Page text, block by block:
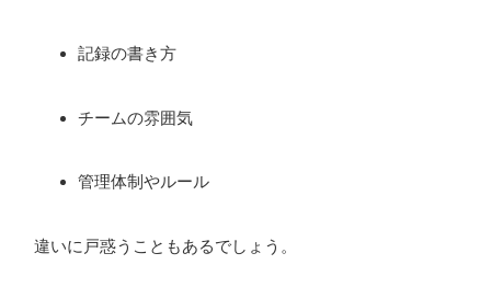
記録の書き方
チームの雰囲気
管理体制やルール
違いに戸惑うこともあるでしょう。